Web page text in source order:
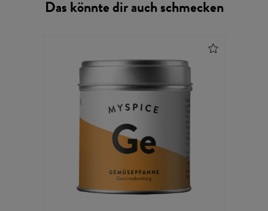
Das könnte dir auch schmecken